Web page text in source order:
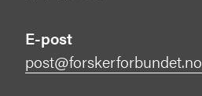
E-post
post@forskerforbundet.no